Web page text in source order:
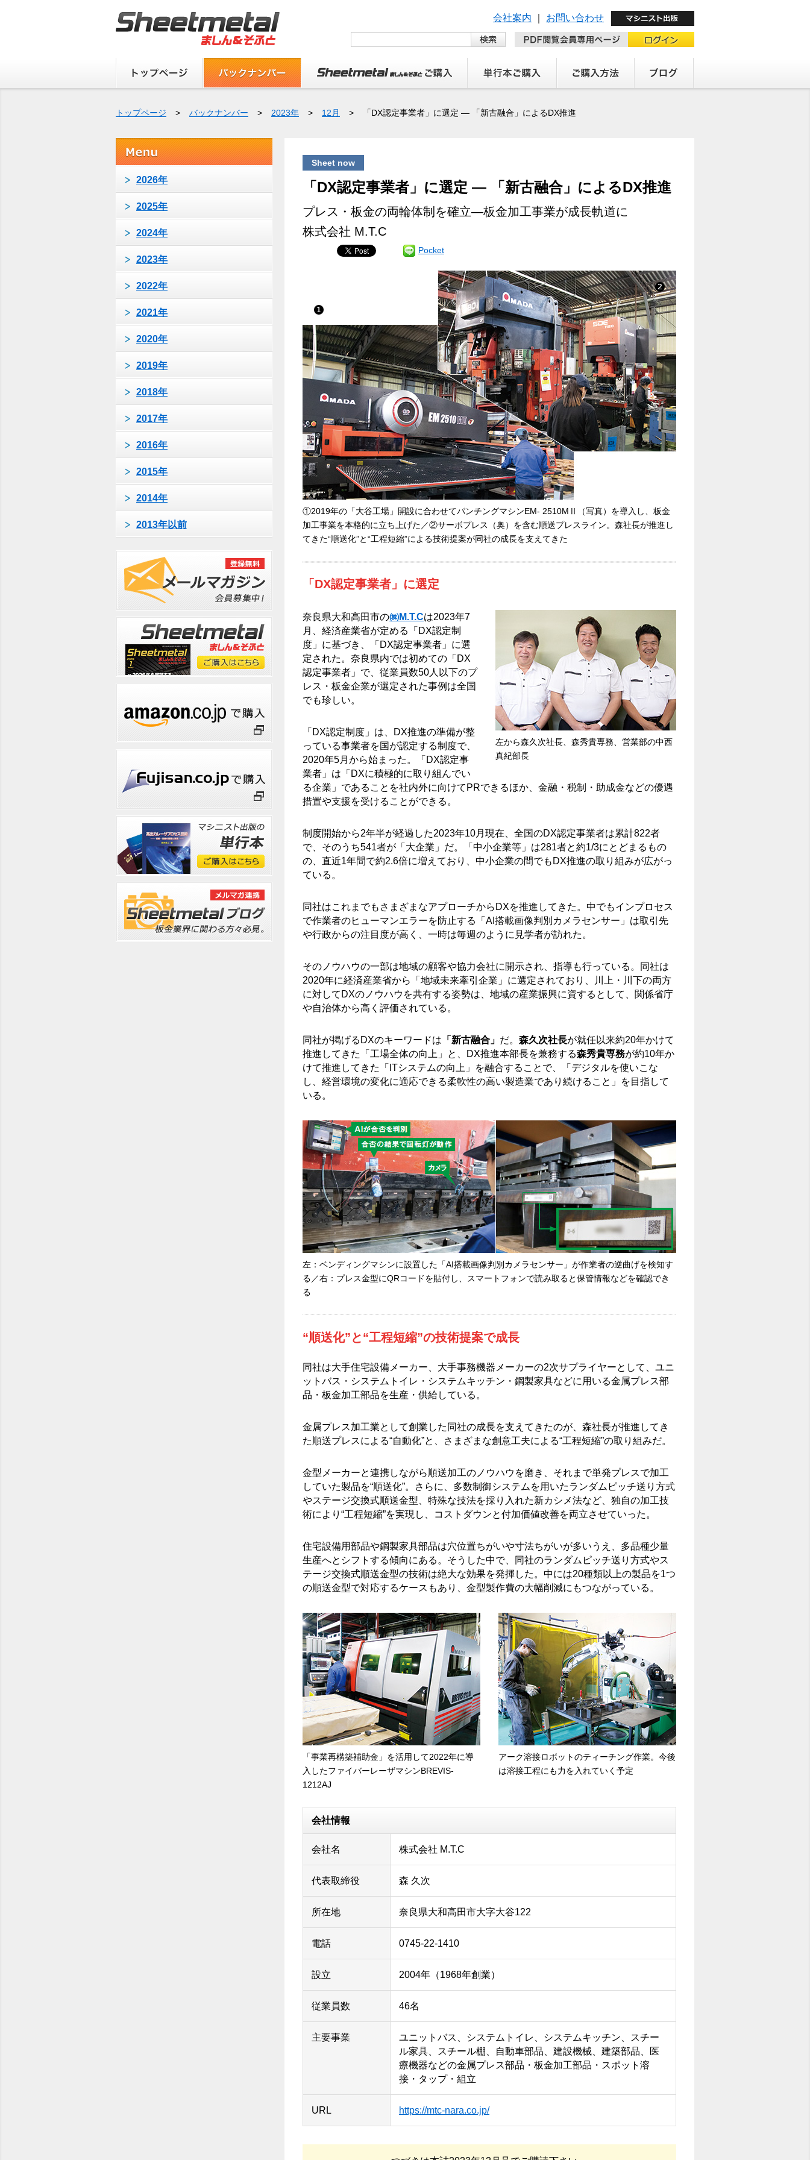
会社案内 お問い合わせ
トップページ > バックナンバー > 2023年 > 12月 > 「DX認定事業者」に選定 ― 「新古融合」によるDX推進
Sheet now
「DX認定事業者」に選定 ― 「新古融合」によるDX推進
プレス・板金の両輪体制を確立―板金加工事業が成長軌道に
株式会社 M.T.C
Pocket
①2019年の「大谷工場」開設に合わせてパンチングマシンEM- 2510MⅡ（写真）を導入し、板金
加工事業を本格的に立ち上げた／②サーボプレス（奥）を含む順送プレスライン。森社長が推進し
てきた“順送化”と“工程短縮”による技術提案が同社の成長を支えてきた
「DX認定事業者」に選定
左から森久次社長、森秀貴専務、営業部の中西
真紀部長
奈良県大和高田市の㈱M.T.Cは2023年7
月、経済産業省が定める「DX認定制
度」に基づき、「DX認定事業者」に選
定された。奈良県内では初めての「DX
認定事業者」で、従業員数50人以下のプ
レス・板金企業が選定された事例は全国
でも珍しい。
「DX認定制度」は、DX推進の準備が整
っている事業者を国が認定する制度で、
2020年5月から始まった。「DX認定事
業者」は「DXに積極的に取り組んでい
る企業」であることを社内外に向けてPRできるほか、金融・税制・助成金などの優遇
措置や支援を受けることができる。
制度開始から2年半が経過した2023年10月現在、全国のDX認定事業者は累計822者
で、そのうち541者が「大企業」だ。「中小企業等」は281者と約1/3にとどまるもの
の、直近1年間で約2.6倍に増えており、中小企業の間でもDX推進の取り組みが広がっ
ている。
同社はこれまでもさまざまなアプローチからDXを推進してきた。中でもインプロセス
で作業者のヒューマンエラーを防止する「AI搭載画像判別カメラセンサー」は取引先
や行政からの注目度が高く、一時は毎週のように見学者が訪れた。
そのノウハウの一部は地域の顧客や協力会社に開示され、指導も行っている。同社は
2020年に経済産業省から「地域未来牽引企業」に選定されており、川上・川下の両方
に対してDXのノウハウを共有する姿勢は、地域の産業振興に資するとして、関係省庁
や自治体から高く評価されている。
同社が掲げるDXのキーワードは 「新古融合」 だ。 森久次社長が就任以来約20年かけて
推進してきた「工場全体の向上」と、DX推進本部長を兼務する森秀貴専務が約10年か
けて推進してきた「ITシステムの向上」を融合することで、「デジタルを使いこな
し、経営環境の変化に適応できる柔軟性の高い製造業であり続けること」を目指して
いる。
左：ベンディングマシンに設置した「AI搭載画像判別カメラセンサー」が作業者の逆曲げを検知す
る／右：プレス金型にQRコードを貼付し、スマートフォンで読み取ると保管情報などを確認でき
る
“順送化”と“工程短縮”の技術提案で成長
同社は大手住宅設備メーカー、大手事務機器メーカーの2次サプライヤーとして、ユニ
ットバス・システムトイレ・システムキッチン・鋼製家具などに用いる金属プレス部
品・板金加工部品を生産・供給している。
金属プレス加工業として創業した同社の成長を支えてきたのが、森社長が推進してき
た順送プレスによる“自動化”と、さまざまな創意工夫による“工程短縮”の取り組みだ。
金型メーカーと連携しながら順送加工のノウハウを磨き、それまで単発プレスで加工
していた製品を“順送化”。さらに、多数制御システムを用いたランダムピッチ送り方式
やステージ交換式順送金型、特殊な技法を採り入れた新カシメ法など、独自の加工技
術により“工程短縮”を実現し、コストダウンと付加価値改善を両立させていった。
住宅設備用部品や鋼製家具部品は穴位置ちがいや寸法ちがいが多いうえ、多品種少量
生産へとシフトする傾向にある。そうした中で、同社のランダムピッチ送り方式やス
テージ交換式順送金型の技術は絶大な効果を発揮した。中には20種類以上の製品を1つ
の順送金型で対応するケースもあり、金型製作費の大幅削減にもつながっている。
「事業再構築補助金」を活用して2022年に導
入したファイバーレーザマシンBREVIS-
1212AJ
アーク溶接ロボットのティーチング作業。今後
は溶接工程にも力を入れていく予定
会社情報
会社名 株式会社 M.T.C
代表取締役 森 久次
所在地 奈良県大和高田市大字大谷122
電話 0745-22-1410
設立 2004年（1968年創業）
従業員数 46名
主要事業
ユニットバス、システムトイレ、システムキッチン、スチー
ル家具、スチール棚、自動車部品、建設機械、建築部品、医
療機器などの金属プレス部品・板金加工部品・スポット溶
接・タップ・組立
URL https://mtc-nara.co.jp/
2026年
2025年
2024年
2023年
2022年
2021年
2020年
2019年
2018年
2017年
2016年
2015年
2014年
2013年以前